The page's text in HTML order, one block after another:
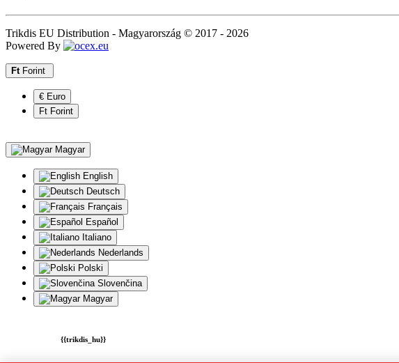
Trikdis EU Distribution - Magyarország © 2017 - 2026
Powered By
Ft Forint
€ Euro
Ft Forint
Magyar
English
Deutsch
Français
Español
Italiano
Nederlands
Polski
Slovenčina
Magyar
{{trikdis_hu}}